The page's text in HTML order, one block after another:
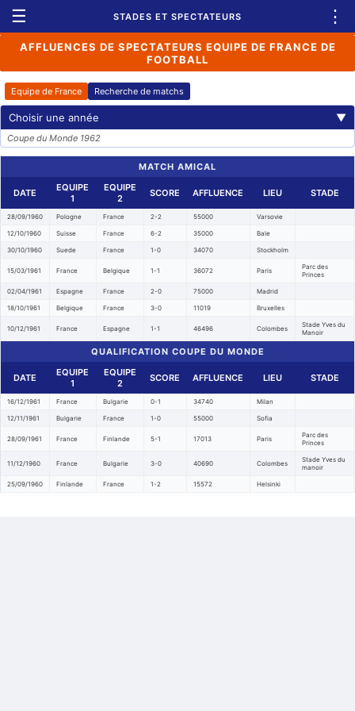
☰ STADES ET SPECTATEURS ⋮
AFFLUENCES DE SPECTATEURS EQUIPE DE FRANCE DE
FOOTBALL
Equipe de France Recherche de matchs
Choisir une année ▼
Coupe du Monde 1962
MATCH AMICAL
DATE
EQUIPE
1
EQUIPE
2
SCORE AFFLUENCE LIEU STADE
28/09/1960 Pologne France 2-2 55000 Varsovie
12/10/1960 Suisse France 6-2 35000 Bale
30/10/1960 Suede France 1-0 34070 Stockholm
15/03/1961 France Belgique 1-1 36072 Paris
Parc des
Princes
02/04/1961 Espagne France 2-0 75000 Madrid
18/10/1961 Belgique France 3-0 11019 Bruxelles
10/12/1961 France Espagne 1-1 46496 Colombes
Stade Yves du
Manoir
QUALIFICATION COUPE DU MONDE
DATE
EQUIPE
1
EQUIPE
2
SCORE AFFLUENCE LIEU STADE
16/12/1961 France Bulgarie 0-1 34740 Milan
12/11/1961 Bulgarie France 1-0 55000 Sofia
28/09/1961 France Finlande 5-1 17013 Paris
Parc des
Princes
11/12/1960 France Bulgarie 3-0 40690 Colombes
Stade Yves du
manoir
25/09/1960 Finlande France 1-2 15572 Helsinki